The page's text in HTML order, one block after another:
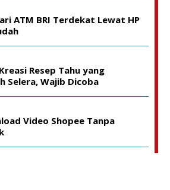
ATM BRI Terdekat Lewat HP
Resep Tahu yang
Selera, Wajib Dicoba
Video Shopee Tanpa